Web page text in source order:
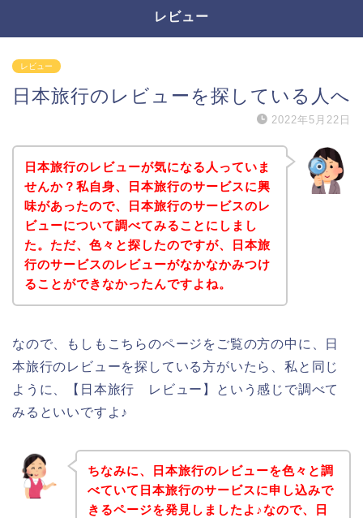
レビュー
レビュー
日本旅行のレビューを探している人へ
2022年5月22日
日本旅行のレビューが気になる人っていま
せんか？私自身、日本旅行のサービスに興
味があったので、日本旅行のサービスのレ
ビューについて調べてみることにしまし
た。ただ、色々と探したのですが、日本旅
行のサービスのレビューがなかなかみつけ
ることができなかったんですよね。
なので、もしもこちらのページをご覧の方の中に、日
本旅行のレビューを探している方がいたら、私と同じ
ように、【日本旅行 レビュー】という感じで調べて
みるといいですよ♪
ちなみに、日本旅行のレビューを色々と調
べていて日本旅行のサービスに申し込みで
きるページを発見しましたよ♪なので、日